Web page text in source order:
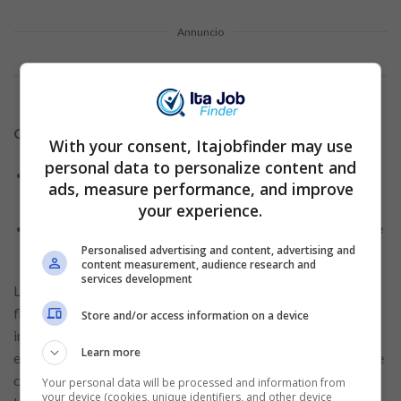
Annuncio
Contenuti correlati:
I passi per ottenere un lavoro come macellaio nei
supermercati
Entrare nel team della gastronomia: candidarsi per le
posizioni di addetto alla gastronomia
Le competenze organizzative sono
flusso delle merci dal carico ai scaffali del negozio. Ciò
include mantenere un’area di ricezione pulita e organizzata,
etichettare e conservare correttamente i prodotti e garantire
che l’inventario venga ruotato correttamente per mantenere
With your consent, Itajobfinder may use
personal data to personalize content and
ads, measure performance, and improve
your experience.
Personalised advertising and content, advertising and
content measurement, audience research and
services development
Store and/or access information on a device
Learn more
Your personal data will be processed and information from
your device (cookies, unique identifiers, and other device